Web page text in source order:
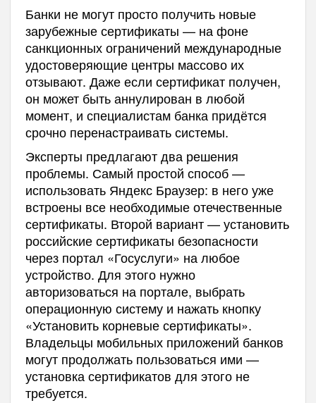
Банки не могут просто получить новые
зарубежные сертификаты — на фоне
санкционных ограничений международные
удостоверяющие центры массово их
отзывают. Даже если сертификат получен,
он может быть аннулирован в любой
момент, и специалистам банка придётся
срочно перенастраивать системы.
Эксперты предлагают два решения
проблемы. Самый простой способ —
использовать Яндекс Браузер: в него уже
встроены все необходимые отечественные
сертификаты. Второй вариант — установить
российские сертификаты безопасности
через портал «Госуслуги» на любое
устройство. Для этого нужно
авторизоваться на портале, выбрать
операционную систему и нажать кнопку
«Установить корневые сертификаты».
Владельцы мобильных приложений банков
могут продолжать пользоваться ими —
установка сертификатов для этого не
требуется.